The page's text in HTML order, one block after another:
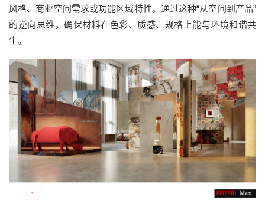
风格、商业空间需求或功能区域特性。通过这种“从空间到产品”
的逆向思维，确保材料在色彩、质感、规格上能与环境和谐共
生。